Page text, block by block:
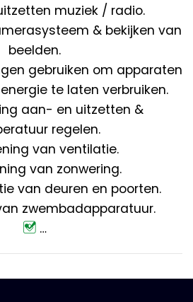
muziek / radio.
& bekijken van
beelden.
gebruiken om apparaten
te laten verbruiken.
aan- en uitzetten &
regelen.
van ventilatie.
van zonwering.
van deuren en poorten.
zwembadapparatuur.
…